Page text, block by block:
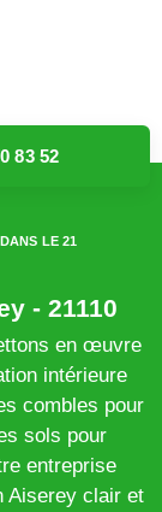
83 52
LE 21
- 21110
en œuvre
intérieure
combles pour
sols pour
entreprise
Aiserey clair et